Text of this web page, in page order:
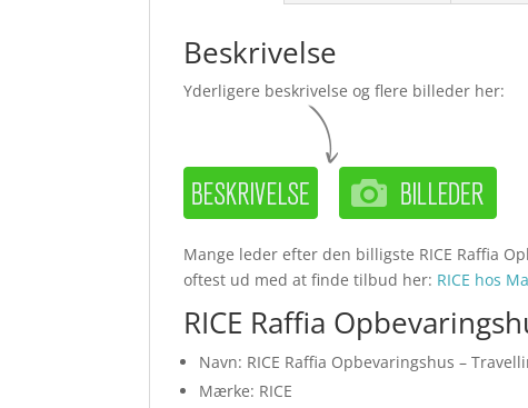
Beskrivelse
Yderligere beskrivelse og flere billeder her:
Mange leder efter den billigste RICE Raffia
oftest ud med at finde tilbud her: RICE hos
RICE Raffia
Navn: RICE Raffia Opbevaringshus –
Mærke: RICE